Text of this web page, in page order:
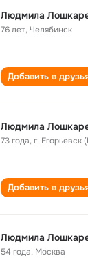
Людмила
76 лет,Челябинск
Добавить в
Людмила
73 года,г. Егорьевск
Добавить в
Людмила
54 года, Москва